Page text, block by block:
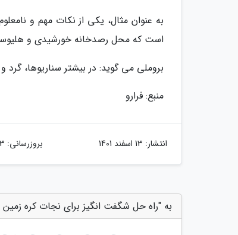
است که محل رصدخانه خورشیدی و
بروملی می گوید: در بیشتر سناریوها، گرد و
منبع: فرارو
انتشار: 13 اسفند 1401 بروزرسانی: 13
به "راه حل شگفت انگیز برای نجات کره زمین